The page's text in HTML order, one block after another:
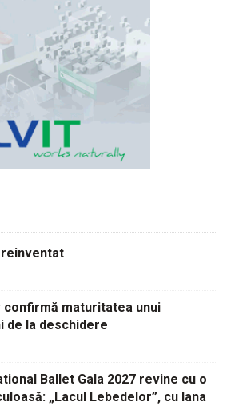
confirmă maturitatea unui
de la deschidere
Ballet Gala 2027 revine cu o
„Lacul Lebedelor”, cu Iana